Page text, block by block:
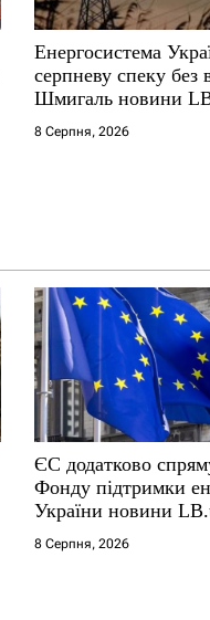
Енергосистема
серпневу спеку без
Шмигаль новини
8 Серпня, 2026
ЄС додатково
Фонду підтримки
України новини
8 Серпня, 2026